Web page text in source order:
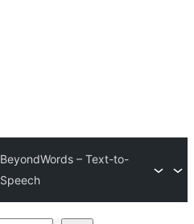
BeyondWords – Text-to-
Speech